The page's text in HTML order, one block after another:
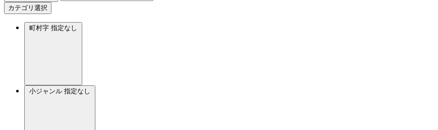
カテゴリ選択
町村字 指定なし
小ジャンル 指定なし